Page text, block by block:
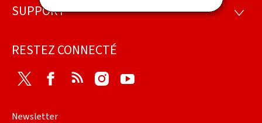
page
SUPPORT
RESTEZ CONNECTÉ
Twitter Facebook
RSS Instagram
Newsletter